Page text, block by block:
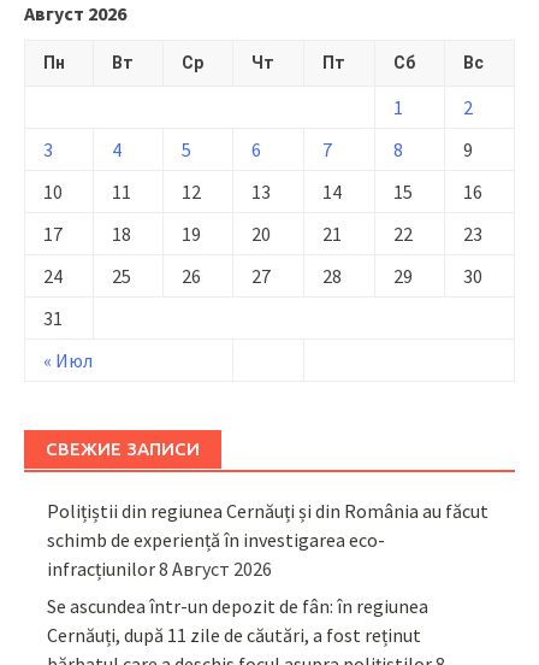
Август 2026
Пн Вт Ср Чт Пт Сб Вс
« Июл
1
2
3
4 5 6 7 8
9
10
11 12 13 14 15
16
17
18 19 20 21 22
23
24
25 26 27 28 29
30
31
СВЕЖИЕ ЗАПИСИ
Polițiștii din regiunea Cernăuți și din România au făcut
schimb de experiență în investigarea eco-
infracțiunilor8 Август 2026
Se ascundea într-un depozit de fân: în regiunea
Cernăuți, după 11 zile de căutări, a fost reținut